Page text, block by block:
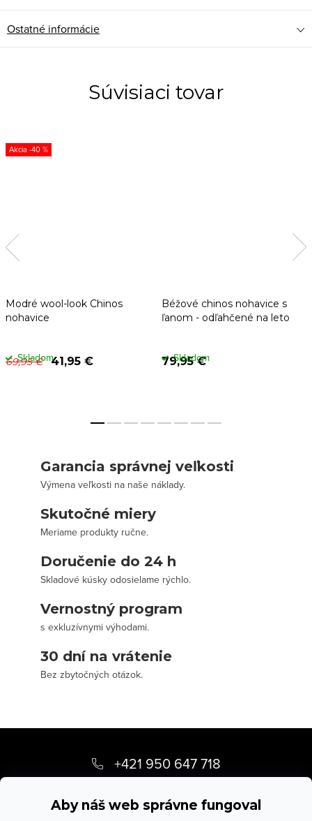
Aby náš web správne fungoval
Ostatné informácie
Súvisiaci tovar
-40 %
Modré wool-look Chinos
nohavice
69,95 € 41,95 €
Skladom
Béžové chinos nohavice s
ľanom - odľahčené na leto
79,95 €
Skladom
Garancia správnej veľkosti
Výmena veľkosti na naše náklady.
Skutočné miery
Meriame produkty ručne.
Doručenie do 24 h
Skladové kúsky odosielame rýchlo.
Vernostný program
s exkluzívnymi výhodami.
30 dní na vrátenie
Bez zbytočných otázok.
p
+421 950 647 718